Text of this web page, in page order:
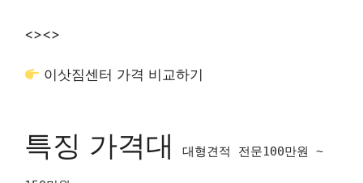
<><>
이삿짐센터 가격 비교하기
특징 가격대 대형견적 전문100만원 ~